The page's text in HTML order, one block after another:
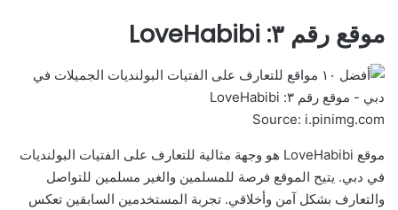
موقع رقم ٣: LoveHabibi
Source: i.pinimg.com
موقع LoveHabibi هو وجهة مثالية للتعارف على الفتيات البولنديات
في دبي. يتيح الموقع فرصة للمسلمين والغير مسلمين للتواصل
والتعارف بشكل آمن وأخلاقي. تجربة المستخدمين السابقين تعكس